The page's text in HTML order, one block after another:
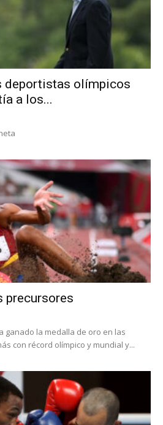
deportistas olímpicos
a los...
precursores
ganado la medalla de oro en las
con récord olímpico y mundial y...